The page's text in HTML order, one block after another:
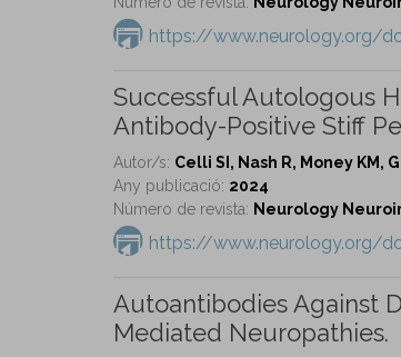
https://www.neurology.org/
Successful Autologous
Antibody-Positive Stiff
Autor/s: Celli SI, Nash R, Money KM,
Any publicació: 2024
Número de revista: Neurology
https://www.neurology.org/
Autoantibodies Against
Mediated Neuropathies.